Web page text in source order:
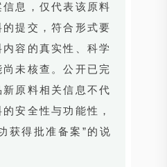
息，仅代表该原料
提交，符合形式要
容的真实性、科学
未核查。公开已完
原料相关信息不代
安全性与功能性，
获得批准备案”的说